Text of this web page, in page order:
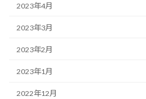
2023年4月
2023年3月
2023年2月
2023年1月
2022年12月